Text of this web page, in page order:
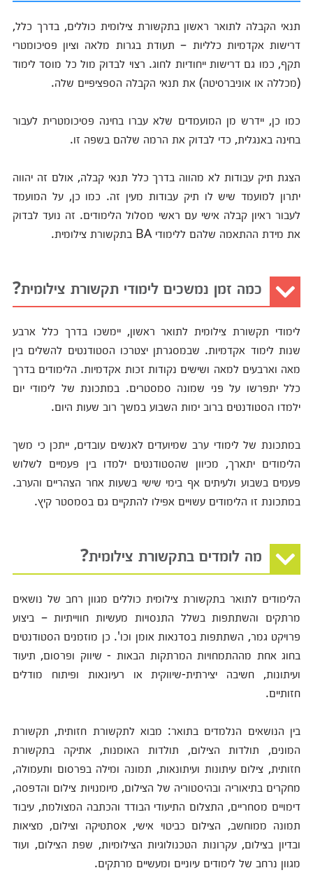
תנאי הקבלה לתואר ראשון בתקשורת צילומית כוללים, בדרך כלל,
דרישות אקדמיות כלליות – תעודת בגרות מלאה וציון פסיכומטרי
תקף, כמו גם דרישות ייחודיות לחוג. רצוי לבדוק מול כל מוסד לימוד
(מכללה או אוניברסיטה) את תנאי הקבלה הספציפיים שלה.
כמו כן, יידרש מן המועמדים שלא עברו בחינה פסיכומטרית לעבור
בחינה באנגלית, כדי לבדוק את הרמה שלהם בשפה זו.
הצגת תיק עבודות לא מהווה בדרך כלל תנאי קבלה, אולם זה יהווה
יתרון למועמד שיש לו תיק עבודות מעין זה. כמו כן, על המועמד
לעבור ראיון קבלה אישי עם ראשי מסלול הלימודים. זה נועד לבדוק
את מידת ההתאמה שלהם ללימודי BA בתקשורת צילומית.
כמה זמן נמשכים לימודי תקשורת צילומית?
לימודי תקשורת צילומית לתואר ראשון, יימשכו בדרך כלל ארבע
שנות לימוד אקדמיות. שבמסגרתן יצטרכו הסטודנטים להשלים בין
מאה וארבעים למאה ושישים נקודות זכות אקדמיות. הלימודים בדרך
כלל יתפרשו על פני שמונה סמסטרים. במתכונת של לימודי יום
ילמדו הסטודנטים ברוב ימות השבוע במשך רוב שעות היום.
במתכונת של לימודי ערב שמיועדים לאנשים עובדים, ייתכן כי משך
הלימודים יתארך, מכיוון שהסטודנטים ילמדו בין פעמיים לשלוש
פעמים בשבוע ולעיתים אף בימי שישי בשעות אחר הצהריים והערב.
במתכונת זו הלימודים עשויים אפילו להתקיים גם בסמסטר קיץ.
מה לומדים בתקשורת צילומית?
הלימודים לתואר בתקשורת צילומית כוללים מגוון רחב של נושאים
מרתקים והשתתפות בשלל התנסויות מעשיות חווייתיות – ביצוע
פרויקט גמר, השתתפות בסדנאות אומן וכו'. כן מוזמנים הסטודנטים
בחוג אחת מההתמחויות המרתקות הבאות - שיווק ופרסום, תיעוד
ועיתונות, חשיבה יצירתית-שיווקית או רעיונאות ופיתוח מודלים
חזותיים.
בין הנושאים הנלמדים בתואר: מבוא לתקשורת חזותית, תקשורת
המונים, תולדות הצילום, תולדות האומנות, אתיקה בתקשורת
חזותית, צילום עיתונות ועיתונאות, תמונה ומילה בפרסום ותעמולה,
מחקרים בתיאוריה ובהיסטוריה של הצילום, מיומנויות צילום והדפסה,
דימויים מסחריים, התצלום התיעודי הבודד והכתבה המצולמת, עיבוד
תמונה ממוחשב, הצילום כביטוי אישי, אסתטיקה וצילום, מציאות
ובדיון בצילום, עקרונות הטכנולוגיות הצילומיות, שפת הצילום, ועוד
מגוון נרחב של לימודים עיוניים ומעשיים מרתקים.